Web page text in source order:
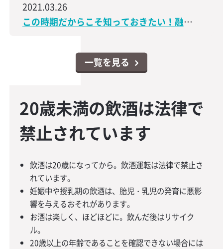
2021.03.26
この時期だからこそ知っておきたい！融資・資金調達に関するコンテンツをアップしました│飲食店なんでもスクエア
一覧を見る
20歳未満の飲酒は法律で
禁止されています
飲酒は20歳になってから。飲酒運転は法律で禁止さ
れています。
妊娠中や授乳期の飲酒は、胎児・乳児の発育に悪影
響を与えるおそれがあります。
お酒は楽しく、ほどほどに。飲んだ後はリサイク
ル。
20歳以上の年齢であることを確認できない場合には